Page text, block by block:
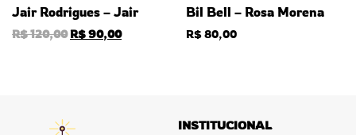
Jair Rodrigues – Jair
R$120,00R$90,00
Bil Bell – Rosa Morena
R$80,00
INSTITUCIONAL